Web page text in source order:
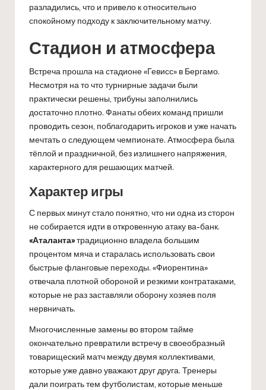
разладились, что и привело к относительно
спокойному подходу к заключительному матчу.
Стадион и атмосфера
Встреча прошла на стадионе «Гевисс» в Бергамо.
Несмотря на то что турнирные задачи были
практически решены, трибуны заполнились
достаточно плотно. Фанаты обеих команд пришли
проводить сезон, поблагодарить игроков и уже начать
мечтать о следующем чемпионате. Атмосфера была
тёплой и праздничной, без излишнего напряжения,
характерного для решающих матчей.
Характер игры
С первых минут стало понятно, что ни одна из сторон
не собирается идти в откровенную атаку ва-банк.
«Аталанта»традиционно владела большим
процентом мяча и старалась использовать свои
быстрые фланговые переходы. «Фиорентина»
отвечала плотной обороной и резкими контратаками,
которые не раз заставляли оборону хозяев поля
нервничать.
Многочисленные замены во втором тайме
окончательно превратили встречу в своеобразный
товарищеский матч между двумя коллективами,
которые уже давно уважают друг друга. Тренеры
дали поиграть тем футболистам, которые меньше